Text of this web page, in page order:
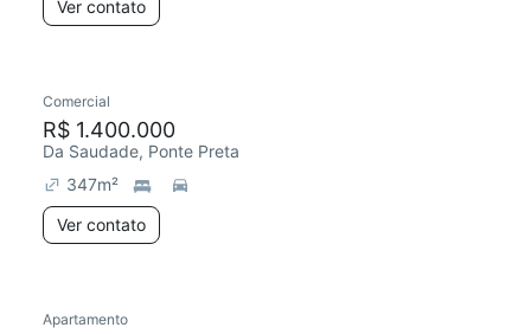
Ver contato
Comercial
R$ 1.400.000
Da Saudade, Ponte Preta
347m²
Ver contato
Apartamento